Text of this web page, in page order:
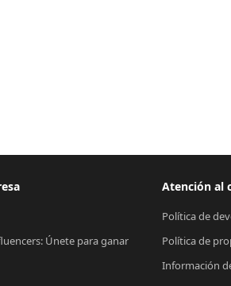
Únete para ganar
Atención al
Política de
Política de
Información